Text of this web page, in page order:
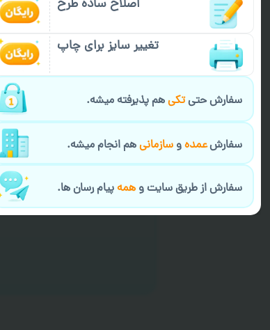
فرمایید.
برای ارسال پیام در
پیام رسان های زیر به
طراحی نهایی قبل از
در صورت نیاز به
ارسال و یا کادو
ایمیل جهت ثبت یا
اصلاح ساده طرح
تغییر سایز برای چاپ
سفارش حتیتکیهم پذیرفته میشه.
سفارشعمدهوسازمانیهم انجام میشه.
سفارش از طریق سایت وهمهپیام رسان ها.